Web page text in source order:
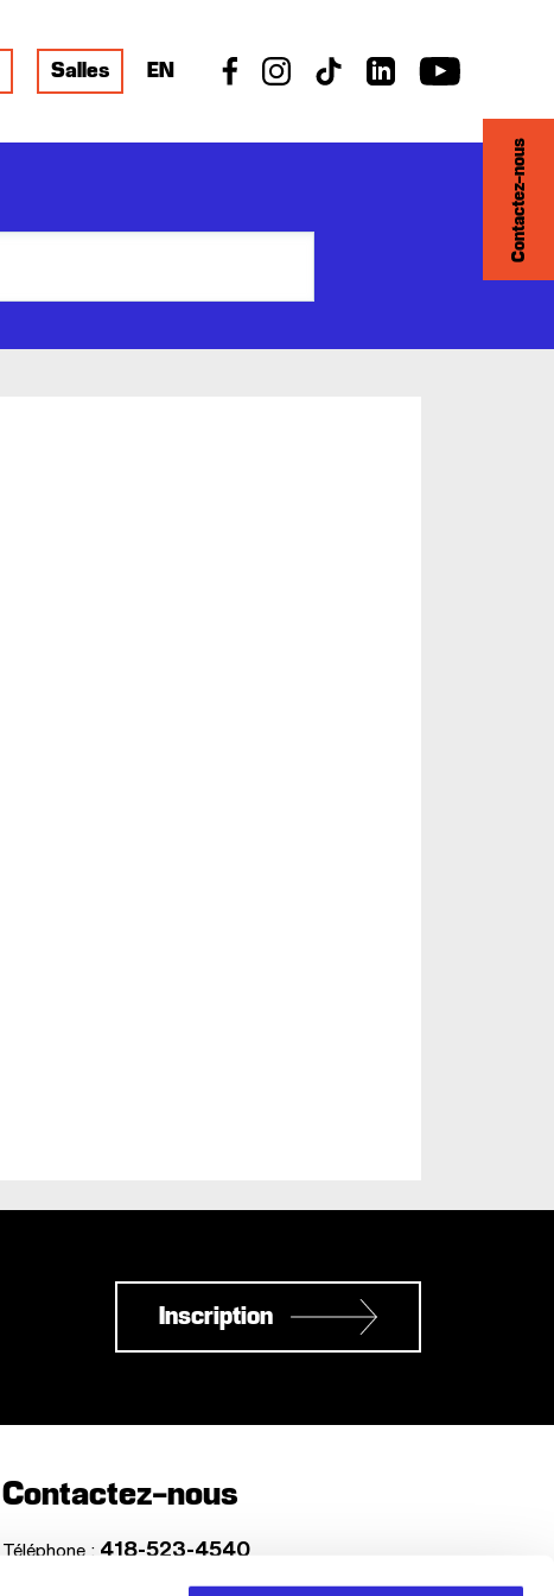
Salles EN
Contactez-nous
Inscription
Contactez-nous
Téléphone : 418-523-4540